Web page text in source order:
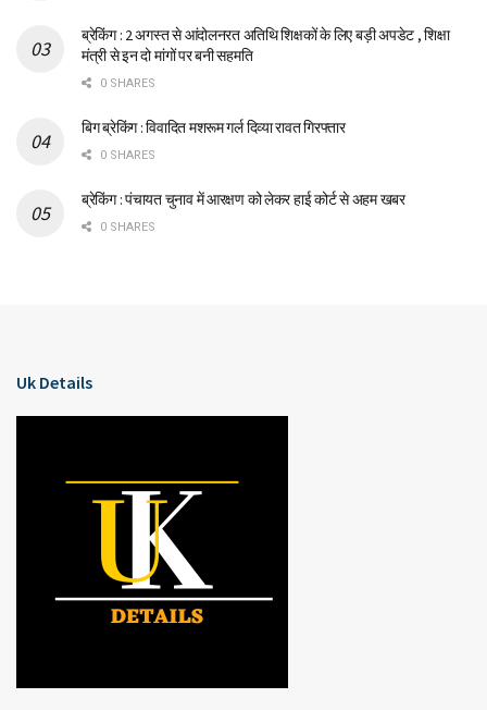
ब्रेकिंग : 2 अगस्त से आंदोलनरत अतिथि शिक्षकों के लिए बड़ी अपडेट , शिक्षा
मंत्री से इन दो मांगों पर बनी सहमति
0 SHARES
बिग ब्रेकिंग : विवादित मशरूम गर्ल दिव्या रावत गिरफ्तार
0 SHARES
ब्रेकिंग : पंचायत चुनाव में आरक्षण को लेकर हाई कोर्ट से अहम खबर
0 SHARES
Uk Details